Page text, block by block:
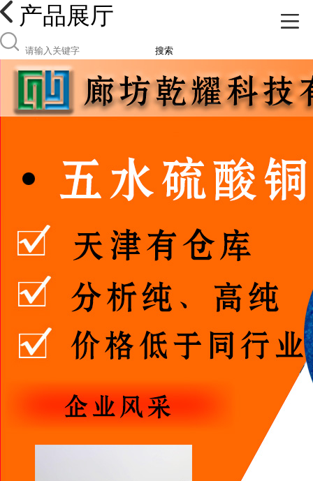
产品展厅
搜索